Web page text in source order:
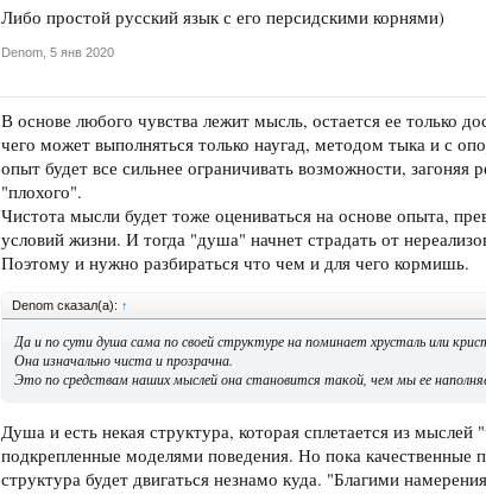
Либо простой русский язык с его персидскими корнями)
Denom 5 янв 2020
В основе любого чувства лежит мысль, остается ее только
чего может выполняться только наугад, методом тыка и с
опыт будет все сильнее ограничивать возможности,
"плохого".
Чистота мысли будет тоже оцениваться на основе опыта,
условий жизни. И тогда "душа" начнет страдать от
Поэтому и нужно разбираться что чем и для чего кормишь.
Denom сказал(а): ↑
Да и по сути душа сама по своей структуре на поминает хрусталь или
Она изначально чиста и прозрачна.
Это по средствам наших мыслей она становится такой, чем мы ее
Душа и есть некая структура, которая сплетается из
подкрепленные моделями поведения. Но пока качественные
структура будет двигаться незнамо куда. "Благими